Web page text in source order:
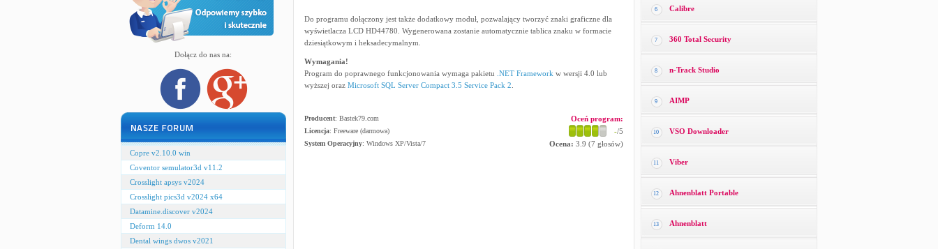
Dołącz do nas na:
Copre v2.10.0 win
Coventor semulator3d v11.2
Crosslight apsys v2024
Crosslight pics3d v2024 x64
Datamine.discover v2024
Deform 14.0
Dental wings dwos v2021
Do programu dołączony jest także dodatkowy moduł, pozwalający tworzyć znaki graficzne dla
wyświetlacza LCD HD44780. Wygenerowana zostanie automatycznie tablica znaku w formacie
dziesiątkowym i heksadecymalnym.
Wymagania!
Program do poprawnego funkcjonowania wymaga pakietu .NET Framework w wersji 4.0 lub
wyższej oraz Microsoft SQL Server Compact 3.5 Service Pack 2
Producent: Bastek79.com
Licencja: Freeware (darmowa)
System Operacyjny: Windows XP/Vista/7
Oceń program:
-/5
Ocena: 3.9 (7 głosów)
6 Calibre
7 360 Total Security
8 n-Track Studio
9 AIMP
10 VSO Downloader
11 Viber
12 Ahnenblatt Portable
13 Ahnenblatt